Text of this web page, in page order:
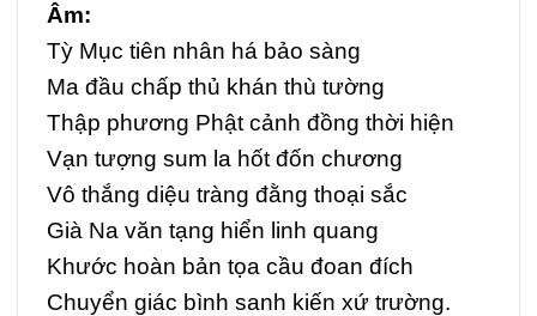
Âm:
Tỳ Mục tiên nhân há bảo sàng
Ma đầu chấp thủ khán thù tường
Thập phương Phật cảnh đồng thời hiện
Vạn tượng sum la hốt đốn chương
Vô thắng diệu tràng đằng thoại sắc
Già Na văn tạng hiển linh quang
Khước hoàn bản tọa cầu đoan đích
Chuyển giác bình sanh kiến xứ trường.